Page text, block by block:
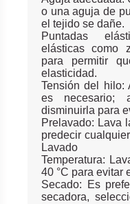
o una aguja de
el tejido se dañe.
Puntadas
elásticas como
para permitir
elasticidad.
Tensión del hilo:
es necesario;
disminuirla para
Prelavado: Lava
predecir
Lavado
Temperatura:
40 °C para evitar
Secado: Es
secadora,